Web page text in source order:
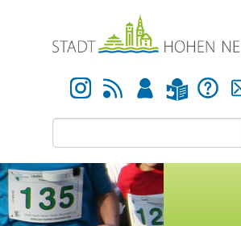
Instagram Newsfeed Anmelden Leichte Sprache Hilfe